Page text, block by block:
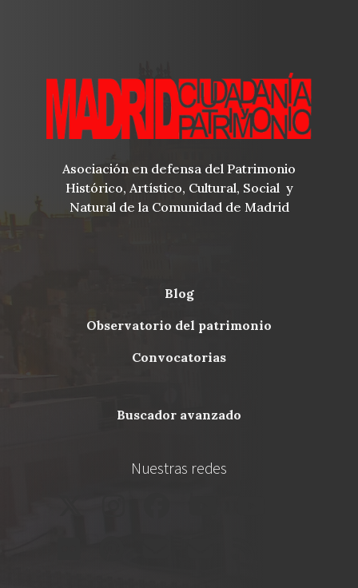
Asociación en defensa del Patrimonio
Histórico, Artístico, Cultural, Social y
Natural de la Comunidad de Madrid
Menu
blog
observatorio del patrimonio
convocatorias
buscador avanzado
Nuestras redes